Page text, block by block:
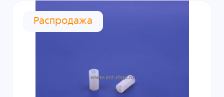
Распродажа